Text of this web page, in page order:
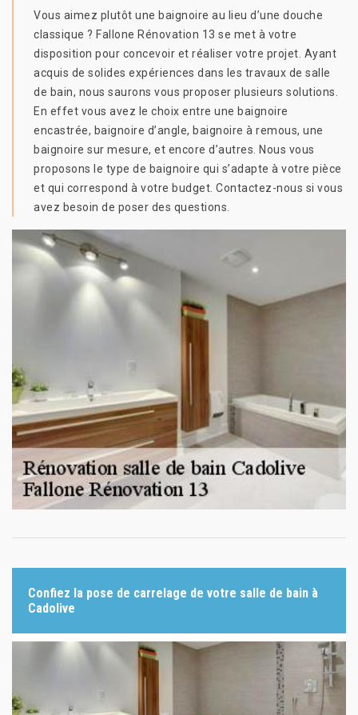
Vous aimez plutôt une baignoire au lieu d’une douche
classique ? Fallone Rénovation 13 se met à votre
disposition pour concevoir et réaliser votre projet. Ayant
acquis de solides expériences dans les travaux de salle
de bain, nous saurons vous proposer plusieurs solutions.
En effet vous avez le choix entre une baignoire
encastrée, baignoire d’angle, baignoire à remous, une
baignoire sur mesure, et encore d’autres. Nous vous
proposons le type de baignoire qui s’adapte à votre pièce
et qui correspond à votre budget. Contactez-nous si vous
avez besoin de poser des questions.
Confiez la pose de carrelage de votre salle de bain à
Cadolive